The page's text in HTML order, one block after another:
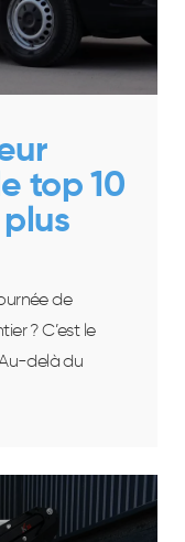
top 10
de
? C’est le
delà du